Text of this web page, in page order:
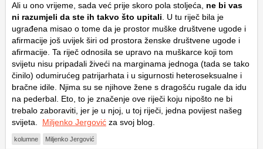
Ali u ono vrijeme, sada već prije skoro pola stoljeća, ne bi vas
ni razumjeli da ste ih takvo što upitali. U tu riječ bila je
ugrađena misao o tome da je prostor muške društvene ugode i
afirmacije još uvijek širi od prostora ženske društvene ugode i
afirmacije. Ta riječ odnosila se upravo na muškarce koji tom
svijetu nisu pripadali živeći na marginama jednoga (tada se tako
činilo) odumirućeg patrijarhata i u sigurnosti heteroseksualne i
bračne idile. Njima su se njihove žene s dragošću rugale da idu
na pederbal. Eto, to je značenje ove riječi koju nipošto ne bi
trebalo zaboraviti, jer je u njoj, u toj riječi, jedna povijest našeg
svijeta. Miljenko Jergović za svoj blog.
kolumne Miljenko Jergović